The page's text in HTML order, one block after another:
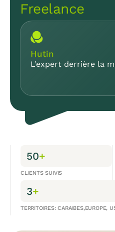
Freelance
Hutin
L’expert derrière la
50+
CLIENTS SUIVIS
3+
TERRITOIRES: CARAIBES,EUROPE,